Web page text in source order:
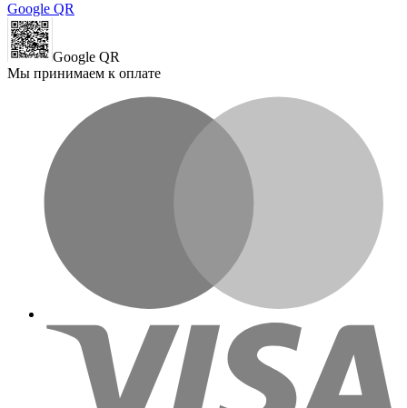
Google QR
Google QR
Мы принимаем к оплате